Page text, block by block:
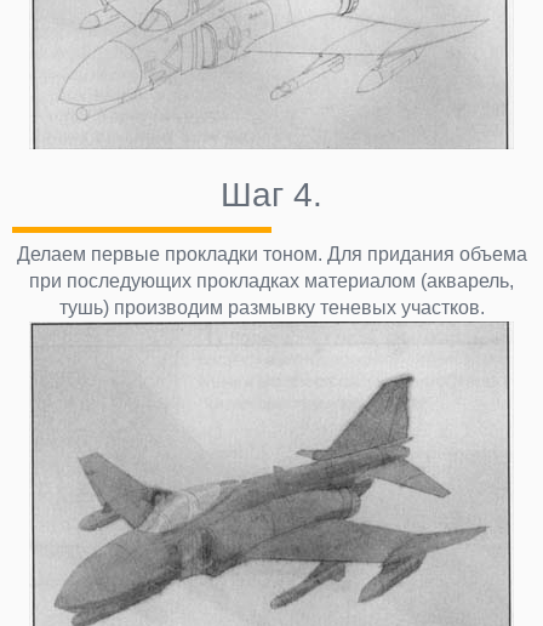
Шаг 4.
Делаем первые прокладки тоном. Для придания объема
при последующих прокладках материалом (акварель,
тушь) производим размывку теневых участков.